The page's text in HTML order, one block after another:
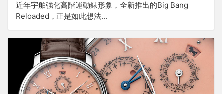
近年宇舶強化高階運動錶形象，全新推出的Big Bang
Reloaded，正是如此想法...